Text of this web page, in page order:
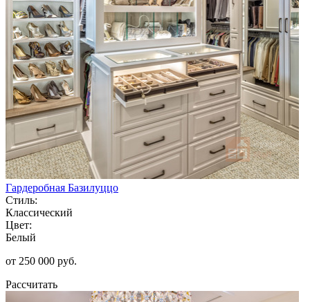
Гардеробная Базилуццо
Стиль:
Классический
Цвет:
Белый
от 250 000 руб.
Рассчитать